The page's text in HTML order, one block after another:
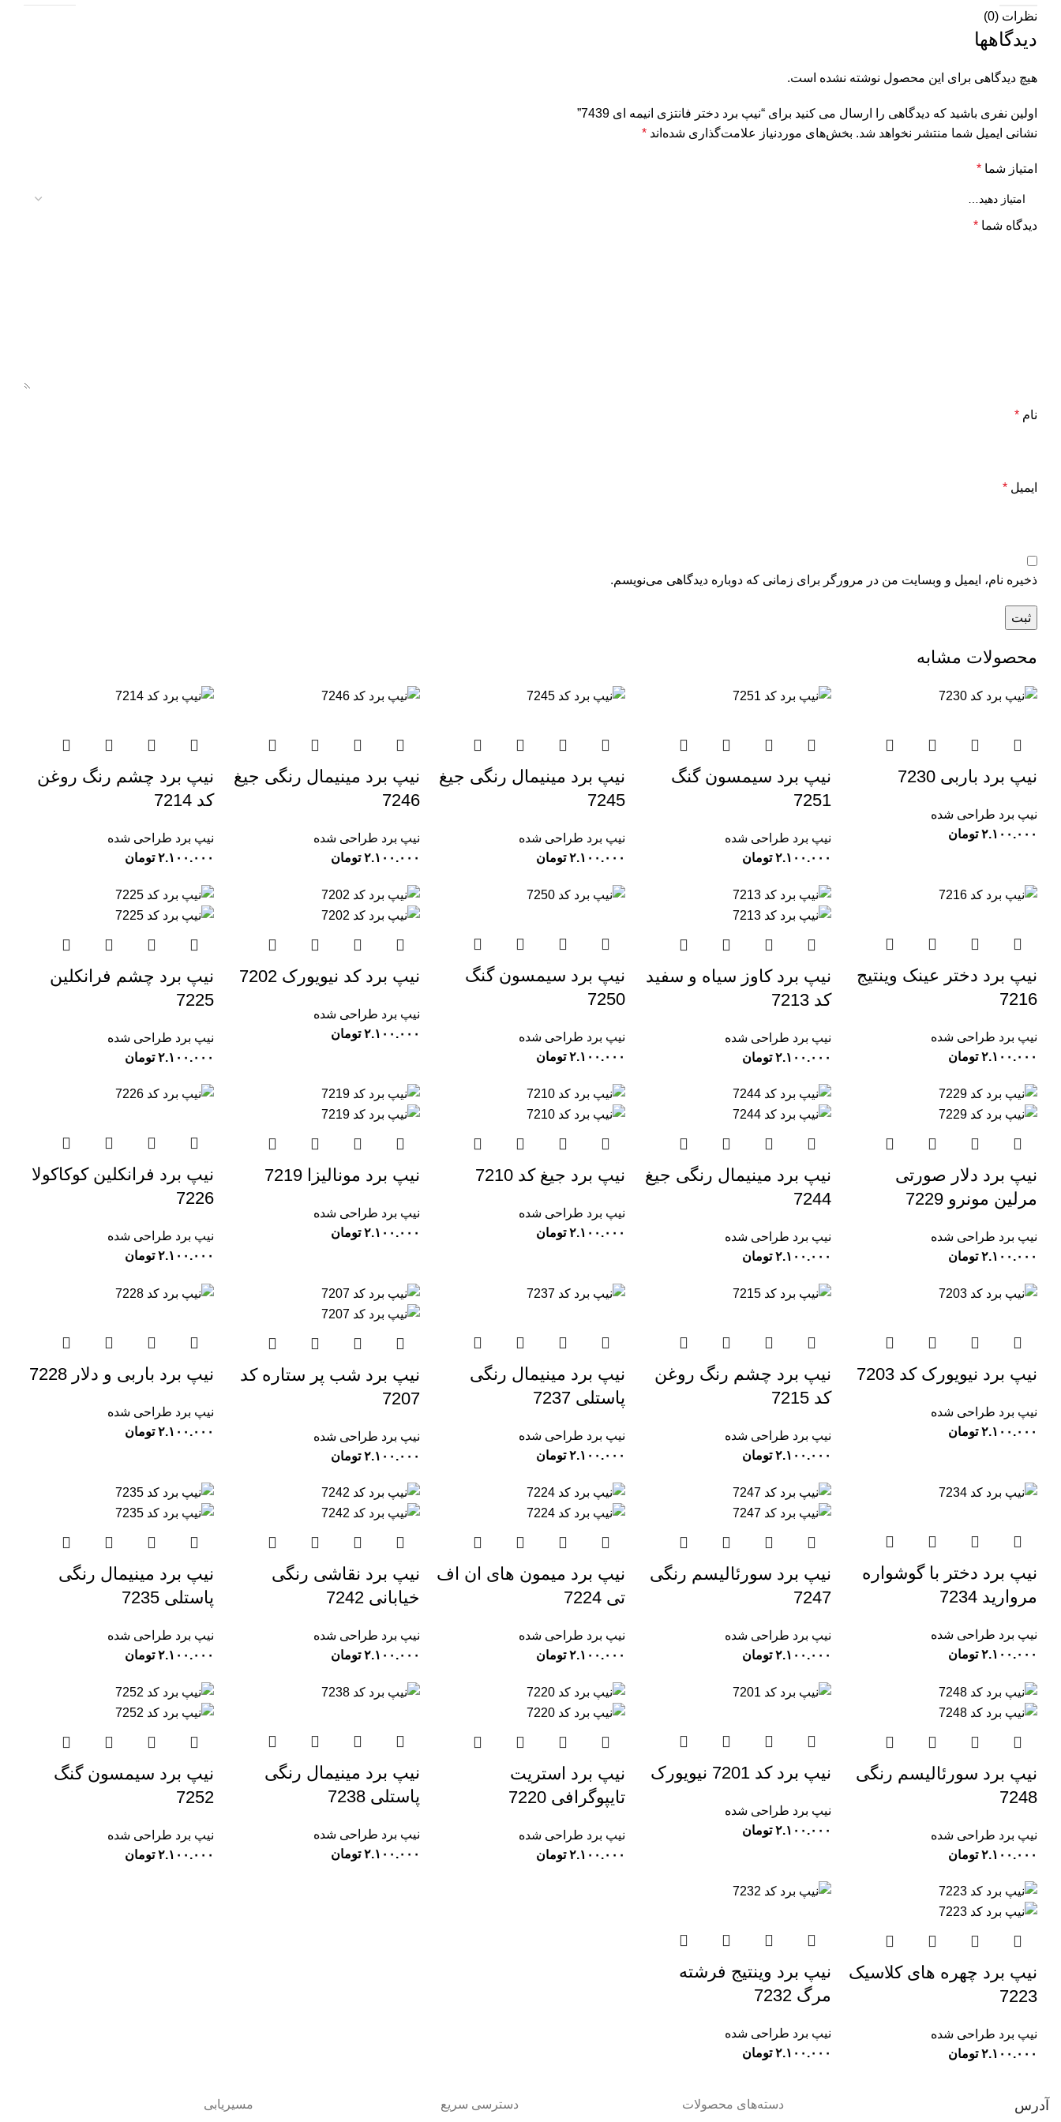
نظرات (0)
دیدگاهها
هیچ دیدگاهی برای این محصول نوشته نشده است.
اولین نفری باشید که دیدگاهی را ارسال می کنید برای “نیپ برد دختر فانتزی انیمه ای 7439”
نشانی ایمیل شما منتشر نخواهد شد. بخش‌های موردنیاز علامت‌گذاری شده‌اند *
امتیاز شما *
دیدگاه شما *
نام *
ایمیل *
ذخیره نام، ایمیل و وبسایت من در مرورگر برای زمانی که دوباره دیدگاهی می‌نویسم.
محصولات مشابه
نیپ برد باربی 7230
نیپ برد طراحی شده
تومان
نیپ برد سیمسون گنگ
7251
نیپ برد طراحی شده
تومان
نیپ برد مینیمال رنگی جیغ
7245
نیپ برد طراحی شده
تومان
نیپ برد مینیمال رنگی جیغ
7246
نیپ برد طراحی شده
تومان
نیپ برد چشم رنگ روغن
کد 7214
نیپ برد طراحی شده
تومان
نیپ برد دختر عینک وینتیج
7216
نیپ برد طراحی شده
تومان
نیپ برد کاوز سیاه و سفید
کد 7213
نیپ برد طراحی شده
تومان
نیپ برد سیمسون گنگ
7250
نیپ برد طراحی شده
تومان
نیپ برد کد نیویورک 7202
نیپ برد طراحی شده
تومان
نیپ برد چشم فرانکلین
7225
نیپ برد طراحی شده
تومان
نیپ برد دلار صورتی
مرلین مونرو 7229
نیپ برد طراحی شده
تومان
نیپ برد مینیمال رنگی جیغ
7244
نیپ برد طراحی شده
تومان
نیپ برد جیغ کد 7210
نیپ برد طراحی شده
تومان
نیپ برد مونالیزا 7219
نیپ برد طراحی شده
تومان
نیپ برد فرانکلین کوکاکولا
7226
نیپ برد طراحی شده
تومان
نیپ برد نیویورک کد 7203
نیپ برد طراحی شده
تومان
نیپ برد چشم رنگ روغن
کد 7215
نیپ برد طراحی شده
تومان
نیپ برد مینیمال رنگی
پاستلی 7237
نیپ برد طراحی شده
تومان
نیپ برد شب پر ستاره کد
7207
نیپ برد طراحی شده
تومان
نیپ برد باربی و دلار 7228
نیپ برد طراحی شده
تومان
نیپ برد دختر با گوشواره
مروارید 7234
نیپ برد طراحی شده
تومان
نیپ برد سورئالیسم رنگی
7247
نیپ برد طراحی شده
تومان
نیپ برد میمون های ان اف
تی 7224
نیپ برد طراحی شده
تومان
نیپ برد نقاشی رنگی
خیابانی 7242
نیپ برد طراحی شده
تومان
نیپ برد مینیمال رنگی
پاستلی 7235
نیپ برد طراحی شده
تومان
نیپ برد سورئالیسم رنگی
7248
نیپ برد طراحی شده
تومان
نیپ برد کد 7201 نیویورک
نیپ برد طراحی شده
تومان
نیپ برد استریت
تایپوگرافی 7220
نیپ برد طراحی شده
تومان
نیپ برد مینیمال رنگی
پاستلی 7238
نیپ برد طراحی شده
تومان
نیپ برد سیمسون گنگ
7252
نیپ برد طراحی شده
تومان
نیپ برد چهره های کلاسیک
7223
نیپ برد طراحی شده
تومان
نیپ برد وینتیج فرشته
مرگ 7232
نیپ برد طراحی شده
تومان
آدرس دسته‌های محصولات دسترسی سریع مسیریابی